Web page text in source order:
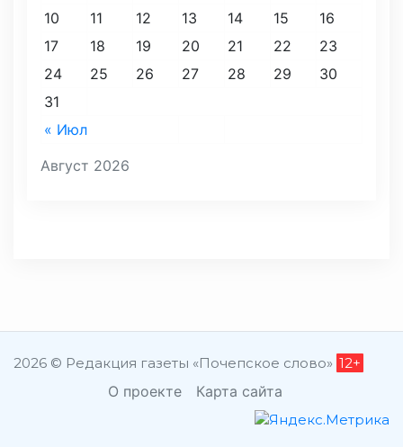
Август 2026
« Июл
10
11 12 13 14 15
16
17
18 19 20 21 22
23
24
25 26 27 28 29
30
31
2026 © Редакция газеты «Почепское слово» 12+
О проекте Карта сайта